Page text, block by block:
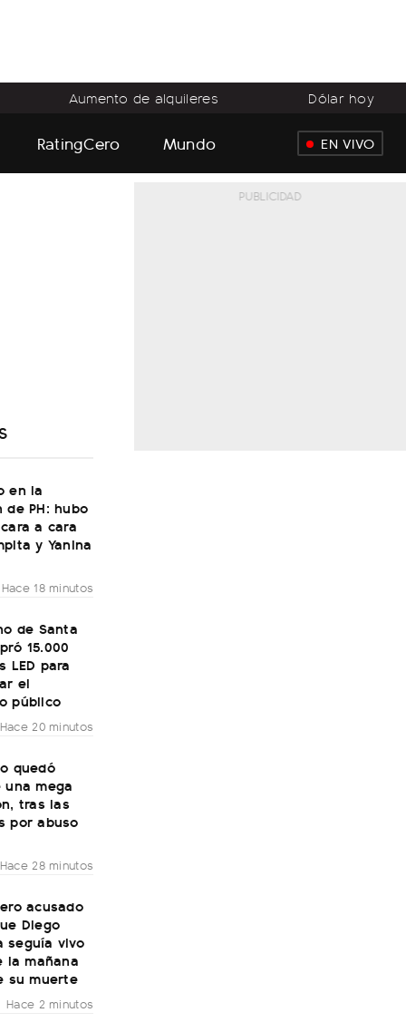
Aumento de alquileres Dólar hoy
RatingCero Mundo EN VIVO
en la
de PH: hubo
a cara
y Yanina
Hace 18 minutos
de Santa
15.000
LED para
el
público
Hace 20 minutos
quedó
mega
tras las
por abuso
Hace 28 minutos
acusado
Diego
seguía vivo
la mañana
su muerte
Hace 2 minutos